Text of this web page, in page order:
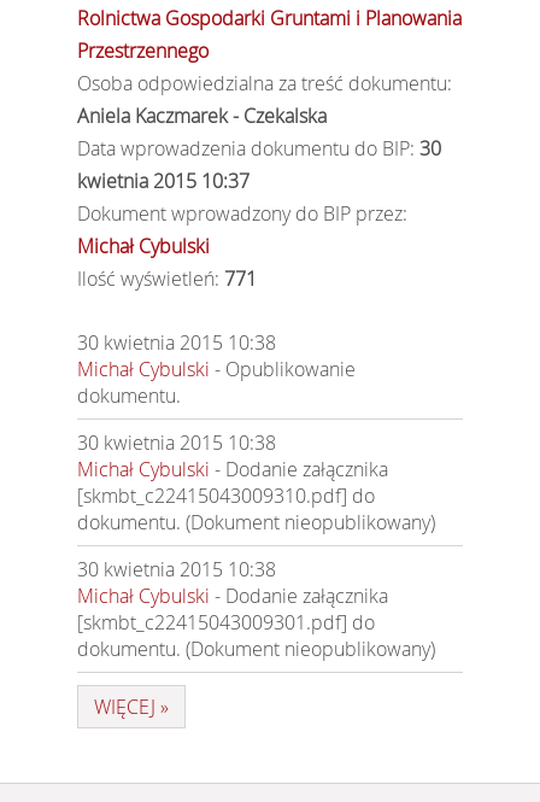
Rolnictwa Gospodarki Gruntami i Planowania
Przestrzennego
Osoba odpowiedzialna za treść dokumentu:
Aniela Kaczmarek - Czekalska
Data wprowadzenia dokumentu do BIP: 30
kwietnia 2015 10:37
Dokument wprowadzony do BIP przez:
Michał Cybulski
Ilość wyświetleń: 771
30 kwietnia 2015 10:38
Michał Cybulski - Opublikowanie
dokumentu.
30 kwietnia 2015 10:38
Michał Cybulski - Dodanie załącznika
[skmbt_c22415043009310.pdf] do
dokumentu. (Dokument nieopublikowany)
30 kwietnia 2015 10:38
Michał Cybulski - Dodanie załącznika
[skmbt_c22415043009301.pdf] do
dokumentu. (Dokument nieopublikowany)
WIĘCEJ »